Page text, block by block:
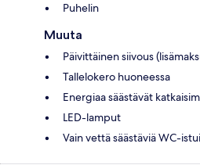
Puhelin
Muuta
Päivittäinen siivous
Tallelokero huoneessa
Energiaa säästävät
LED-lamput
Vain vettä säästäviä WC-